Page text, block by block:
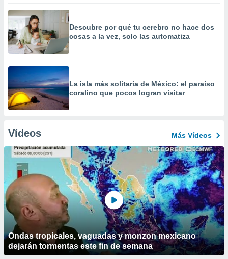
Descubre por qué tu cerebro no hace dos
cosas a la vez, solo las automatiza
La isla más solitaria de México: el paraíso
coralino que pocos logran visitar
Vídeos Más Vídeos
Ondas tropicales, vaguadas y monzon mexicano
dejarán tormentas este fin de semana